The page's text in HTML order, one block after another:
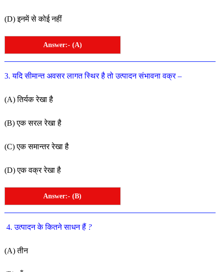
(D)इनमेंसेकोईनहीं
Answer:- (A)
3.यदिसीमान्तअवसरलागतस्थिरहैतोउत्पादनसंभावनावक्र –
(A)तिर्यकरेखाहै
(B)एकसरलरेखाहै
(C)एकसमान्तररेखाहै
(D)एकवक्ररेखाहै
Answer:- (B)
4.उत्पादनकेकितनेसाधनहैं ?
(A)तीन